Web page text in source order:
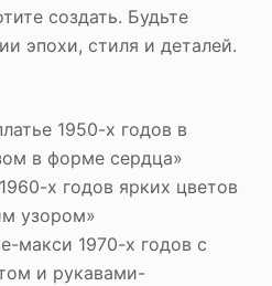
создать. Будьте
эпохи, стиля и деталей.
1950-х годов в
в форме сердца»
х годов ярких цветов
узором»
макси 1970-х годов с
и рукавами-